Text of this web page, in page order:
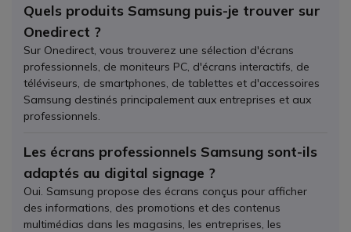
Quels produits Samsung puis-je trouver sur
Onedirect ?
Sur Onedirect, vous trouverez une sélection d'écrans
professionnels, de moniteurs PC, d'écrans interactifs, de
téléviseurs, de smartphones, de tablettes et d'accessoires
Samsung destinés principalement aux entreprises et aux
professionnels.
Les écrans professionnels Samsung sont-ils
adaptés au digital signage ?
Oui. Samsung propose des écrans conçus pour afficher
des informations, des promotions et des contenus
multimédias dans les magasins, les entreprises, les